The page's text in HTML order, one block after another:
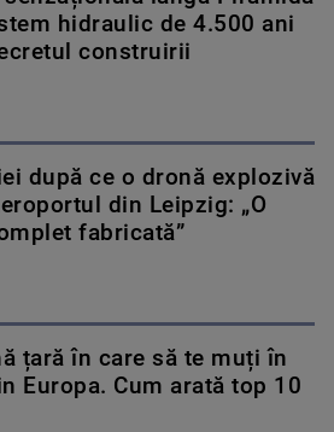
hidraulic de 4.500 ani
construirii
după ce o dronă explozivă
din Leipzig: „O
fabricată”
țară în care să te muți în
Europa. Cum arată top 10